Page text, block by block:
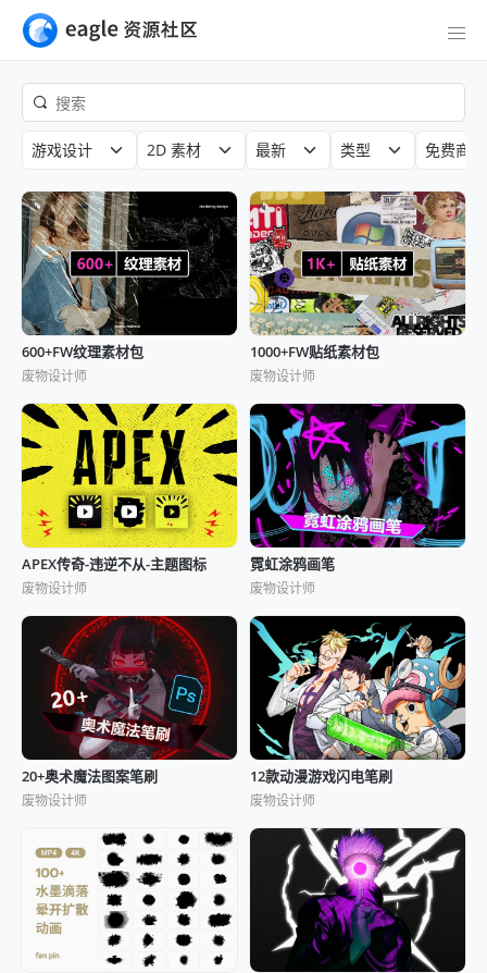
游戏设计 2D 素材 最新 类型 免费商用
600+FW纹理素材包
废物设计师
1000+FW贴纸素材包
废物设计师
APEX传奇-违逆不从-主题图标
废物设计师
霓虹涂鸦画笔
废物设计师
20+奥术魔法图案笔刷
废物设计师
12款动漫游戏闪电笔刷
废物设计师